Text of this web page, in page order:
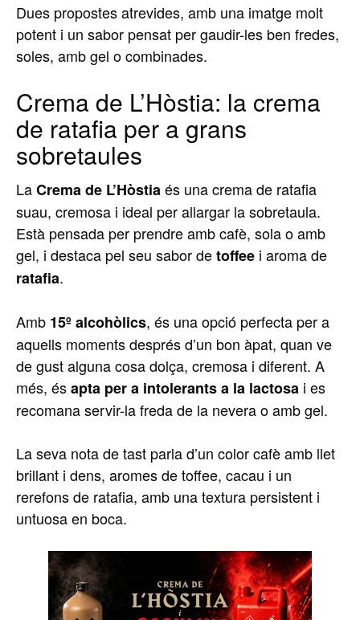
Dues propostes atrevides, amb una imatge molt
potent i un sabor pensat per gaudir-les ben fredes,
soles, amb gel o combinades.
Crema de L’Hòstia: la crema
de ratafia per a grans
sobretaules
LaCrema de L’Hòstiaés una crema de ratafia
suau, cremosa i ideal per allargar la sobretaula.
Està pensada per prendre amb cafè, sola o amb
gel, i destaca pel seu sabor detoffee i aroma de
ratafia.
Amb 15º alcohòlics, és una opció perfecta per a
aquells moments després d’un bon àpat, quan ve
de gust alguna cosa dolça, cremosa i diferent. A
més, ésapta per a intolerants a la lactosa i es
recomana servir-la freda de la nevera o amb gel.
La seva nota de tast parla d’un color cafè amb llet
brillant i dens, aromes de toffee, cacau i un
rerefons de ratafia, amb una textura persistent i
untuosa en boca.